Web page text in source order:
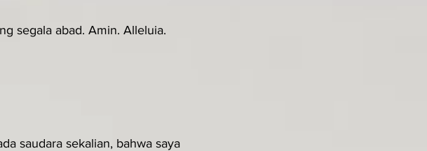
segala abad. Amin. Alleluia.
saudara sekalian, bahwa saya